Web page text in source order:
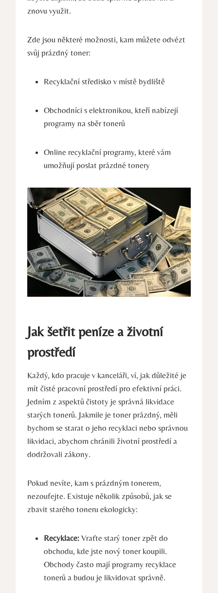
znovu využit.
Zde jsou některé možnosti, kam můžete odvézt
svůj prázdný toner:
Recyklační středisko v místě bydliště
Obchodníci s elektronikou, kteří nabízejí
programy na sběr tonerů
Online recyklační programy, které vám
umožňují poslat prázdné tonery
Jak šetřit peníze a životní
prostředí
Každý, kdo pracuje v kanceláři, ví, jak důležité je
mít čisté pracovní prostředí pro efektivní práci.
Jedním z aspektů čistoty je správná likvidace
starých tonerů. Jakmile je toner prázdný, měli
bychom se starat o jeho recyklaci nebo správnou
likvidaci, abychom chránili životní prostředí a
dodržovali zákony.
Pokud nevíte, kam s prázdným tonerem,
nezoufejte. Existuje několik způsobů, jak se
zbavit starého toneru ekologicky:
Recyklace: Vraťte starý toner zpět do
obchodu, kde jste nový toner koupili.
Obchody často mají programy recyklace
tonerů a budou je likvidovat správně.